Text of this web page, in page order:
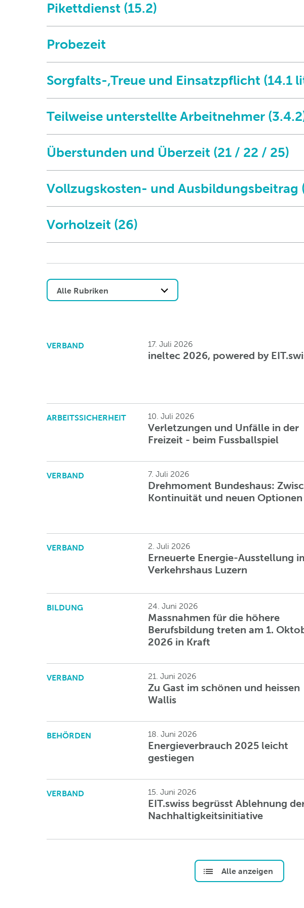
Pikettdienst (15.2)
Probezeit
Sorgfalts-,Treue und Einsatzpflicht (14.1
Teilweise unterstellte Arbeitnehmer
Überstunden und Überzeit (21 / 22 / 25)
Vollzugskosten- und Ausbildungsbeitrag
Vorholzeit (26)
Alle Rubriken
VERBAND 17. Juli 2026
ineltec 2026, powered by
ARBEITSSICHERHEIT 10. Juli 2026
Verletzungen und Unfälle in der
Freizeit - beim Fussballspiel
VERBAND 7. Juli 2026
Drehmoment Bundeshaus:
Kontinuität und neuen Optionen
VERBAND 2. Juli 2026
Erneuerte Energie-Ausstellung
Verkehrshaus Luzern
BILDUNG 24. Juni 2026
Massnahmen für die höhere
Berufsbildung treten am 1.
2026 in Kraft
VERBAND 21. Juni 2026
Zu Gast im schönen und heissen
Wallis
BEHÖRDEN 18. Juni 2026
Energieverbrauch 2025 leicht
gestiegen
VERBAND 15. Juni 2026
EIT.swiss begrüsst Ablehnung
Nachhaltigkeitsinitiative
Alle anzeigen